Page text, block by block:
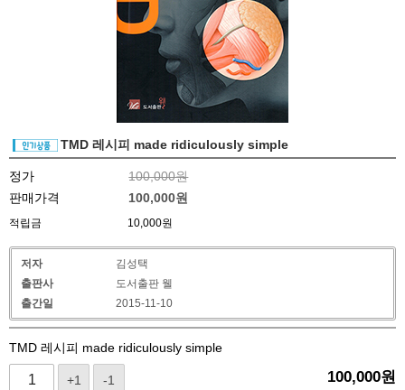
TMD 레시피 made ridiculously simple
정가
100,000원
판매가격
100,000원
적립금 10,000원
저자
김성택
출판사
도서출판 웰
출간일
2015-11-10
TMD 레시피 made ridiculously simple
+1 -1 100,000원